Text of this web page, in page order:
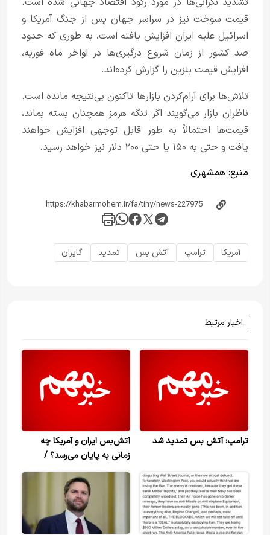
قیمت سوخت نیز در سراسر جهان پس از جنگ آمریکا و
اسرائیل علیه ایران افزایش یافته است، به طوری که حدود
صد کشور از زمان شروع درگیری‌ها در اواخر ماه فوریه،
افزایش قیمت بنزین را گزارش کرده‌اند.
تلاش‌ها برای آرام‌کردن بازارها تاکنون بی‌نتیجه مانده است.
ناظران بازار می‌گویند اگر تنگه هرمز همچنان بسته بماند،
قیمت‌ها احتمالاً به طور قابل توجهی افزایش خواهند
یافت و حتی به ۱۵۰ یا حتی ۲۰۰ دلار نیز خواهد رسید.
منبع: همشهری
آمریکا ترامپ آتش بس تمدید گایران
اخبار مرتبط
ترامپ: آتش بس تمدید شد
آتش‌بس ایران و آمریکا چه
زمانی به پایان می‌رسد؟ /
چهارشنبه شب به وقت واشنگتن